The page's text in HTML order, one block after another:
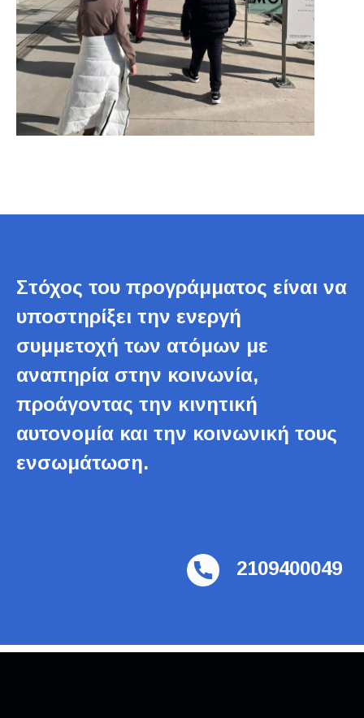
Στόχος του προγράμματος είναι να
υποστηρίξει την ενεργή
συμμετοχή των ατόμων με
αναπηρία στην κοινωνία,
προάγοντας την κινητική
αυτονομία και την κοινωνική τους
ενσωμάτωση.
2109400049